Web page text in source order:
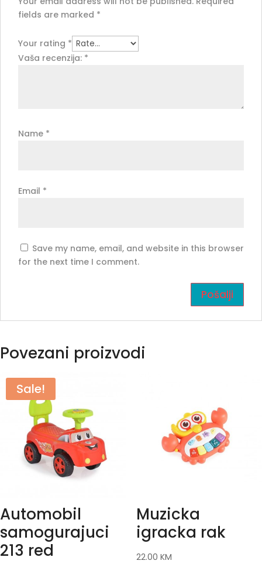
fields are marked *
Your rating *
Vaša recenzija: *
Name *
Email *
Save my name, email, and website in this browser
for the next time I comment.
Povezani proizvodi
Sale!
Automobil
samogurajuci
213 red
Muzicka
igracka rak
22.00 KM